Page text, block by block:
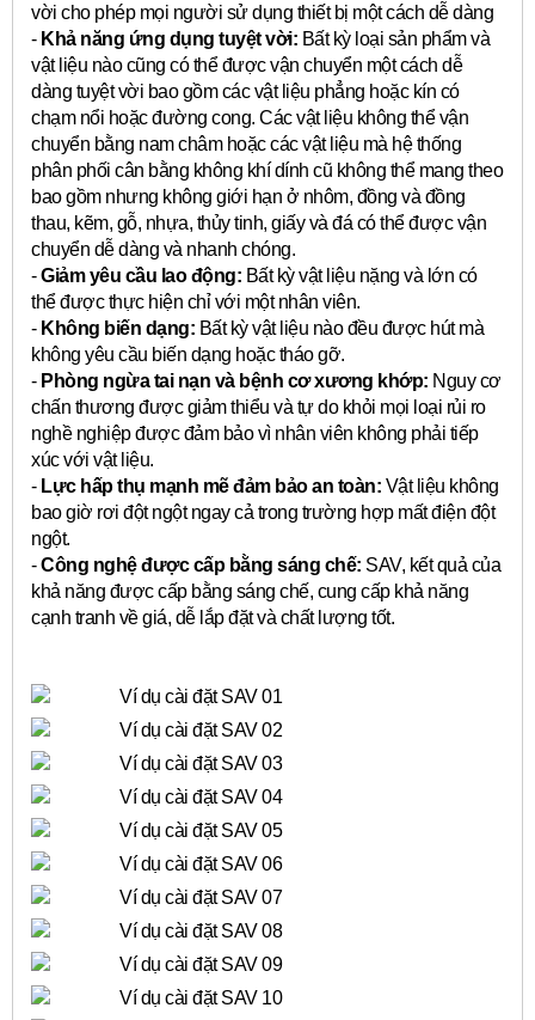
vời cho phép mọi người sử dụng thiết bị một cách dễ dàng
- Khả năng ứng dụng tuyệt vời: Bất kỳ loại sản phẩm và
vật liệu nào cũng có thể được vận chuyển một cách dễ
dàng tuyệt vời bao gồm các vật liệu phẳng hoặc kín có
chạm nổi hoặc đường cong. Các vật liệu không thể vận
chuyển bằng nam châm hoặc các vật liệu mà hệ thống
phân phối cân bằng không khí dính cũ không thể mang theo
bao gồm nhưng không giới hạn ở nhôm, đồng và đồng
thau, kẽm, gỗ, nhựa, thủy tinh, giấy và đá có thể được vận
chuyển dễ dàng và nhanh chóng.
-Giảm yêu cầu lao động: Bất kỳ vật liệu nặng và lớn có
thể được thực hiện chỉ với một nhân viên.
- Không biến dạng: Bất kỳ vật liệu nào đều được hút mà
không yêu cầu biến dạng hoặc tháo gỡ.
- Phòng ngừa tai nạn và bệnh cơ xương khớp: Nguy cơ
chấn thương được giảm thiểu và tự do khỏi mọi loại rủi ro
nghề nghiệp được đảm bảo vì nhân viên không phải tiếp
xúc với vật liệu.
- Lực hấp thụ mạnh mẽ đảm bảo an toàn: Vật liệu không
bao giờ rơi đột ngột ngay cả trong trường hợp mất điện đột
ngột.
-Công nghệ được cấp bằng sáng chế: SAV, kết quả của
khả năng được cấp bằng sáng chế, cung cấp khả năng
cạnh tranh về giá, dễ lắp đặt và chất lượng tốt.